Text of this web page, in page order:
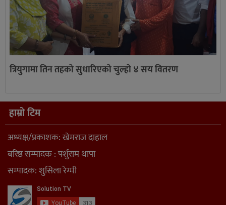
त्रियुगामा तिन तहको सुधारिएको चुल्हो ४ सय वितरण
हाम्रो टिम
अध्यक्ष/प्रकाशक: खेमराज दाहाल
बरिष्ठ सम्पादक : पर्शुराम थापा
सम्पादक: शुसिला रेग्मी